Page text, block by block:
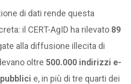
di dati rende questa
il CERT-AgID ha rilevato 89
alla diffusione illecita di
oltre 500.000 indirizzi e-
e, in più di tre quarti dei